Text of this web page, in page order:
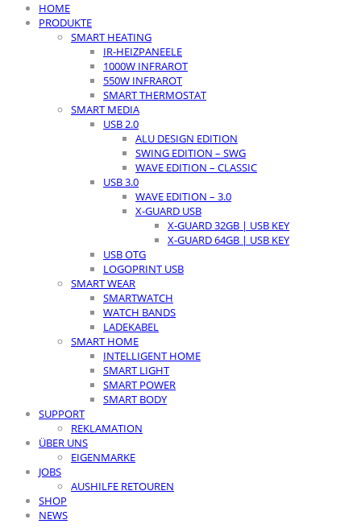
HOME
PRODUKTE
SMART HEATING
IR-HEIZPANEELE
1000W INFRAROT
550W INFRAROT
SMART THERMOSTAT
SMART MEDIA
USB 2.0
ALU DESIGN EDITION
SWING EDITION – SWG
WAVE EDITION – CLASSIC
USB 3.0
WAVE EDITION – 3.0
X-GUARD USB
X-GUARD 32GB | USB KEY
X-GUARD 64GB | USB KEY
USB OTG
LOGOPRINT USB
SMART WEAR
SMARTWATCH
WATCH BANDS
LADEKABEL
SMART HOME
INTELLIGENT HOME
SMART LIGHT
SMART POWER
SMART BODY
SUPPORT
REKLAMATION
ÜBER UNS
EIGENMARKE
JOBS
AUSHILFE RETOUREN
SHOP
NEWS